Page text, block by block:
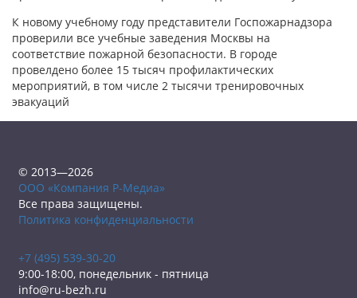
К новому учебному году представители Госпожарнадзора
проверили все учебные заведения Москвы на
соответствие пожарной безопасности. В городе
провелдено более 15 тысяч профилактических
мероприятий, в том числе 2 тысячи тренировочных
эвакуаций
© 2013—2026
ООО «Компания Р-Медиа»
Все права защищены.
Политика конфиденциальности
+7 (495) 539-30-20
9:00-18:00, понедельник - пятница
info@ru-bezh.ru